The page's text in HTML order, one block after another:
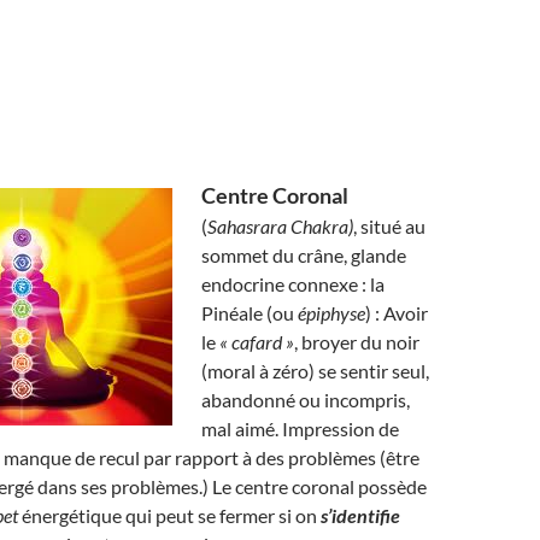
Centre Coronal
(Sahasrara Chakra), situé au
sommet du crâne, glande
endocrine connexe : la
Pinéale (ou épiphyse) : Avoir
le « cafard », broyer du noir
(moral à zéro) se sentir seul,
abandonné ou incompris,
mal aimé. Impression de
de recul par rapport à des problèmes (être
dans ses problèmes.) Le centre coronal possède
énergétique qui peut se fermer si on s’identifie